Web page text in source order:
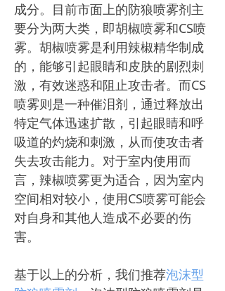
成分。目前市面上的防狼喷雾剂主
要分为两大类，即胡椒喷雾和CS喷
雾。胡椒喷雾是利用辣椒精华制成
的，能够引起眼睛和皮肤的剧烈刺
激，有效迷惑和阻止攻击者。而CS
喷雾则是一种催泪剂，通过释放出
特定气体迅速扩散，引起眼睛和呼
吸道的灼烧和刺激，从而使攻击者
失去攻击能力。对于室内使用而
言，辣椒喷雾更为适合，因为室内
空间相对较小，使用CS喷雾可能会
对自身和其他人造成不必要的伤
害。
基于以上的分析，我们推荐泡沫型